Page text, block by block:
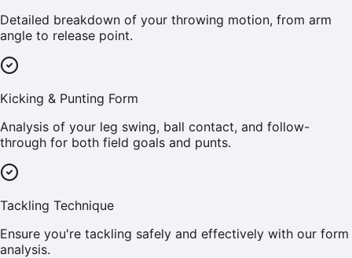
Detailed breakdown of your throwing motion, from arm
angle to release point.
Kicking & Punting Form
Analysis of your leg swing, ball contact, and follow-
through for both field goals and punts.
Tackling Technique
Ensure you're tackling safely and effectively with our form
analysis.